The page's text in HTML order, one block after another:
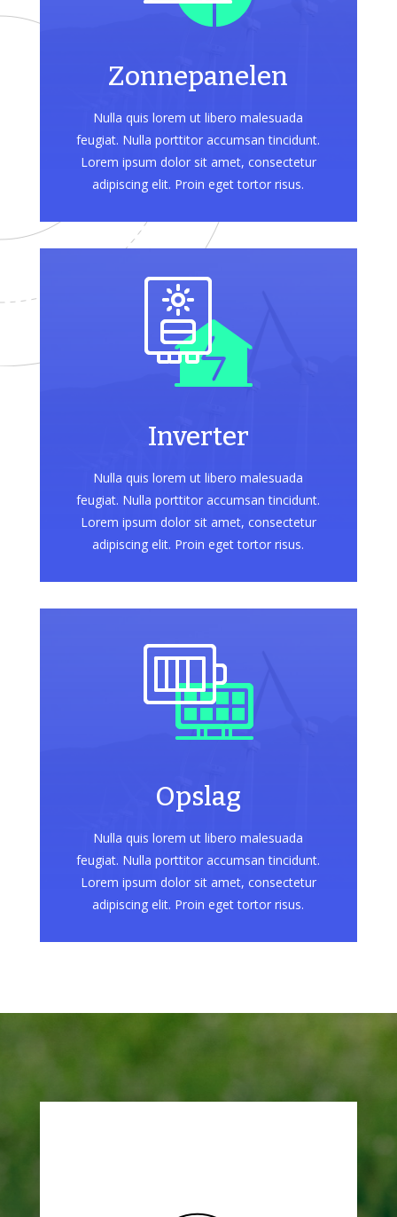
Zonnepanelen
Nulla quis lorem ut libero malesuada
feugiat. Nulla porttitor accumsan tincidunt.
Lorem ipsum dolor sit amet, consectetur
adipiscing elit. Proin eget tortor risus.
Inverter
Nulla quis lorem ut libero malesuada
feugiat. Nulla porttitor accumsan tincidunt.
Lorem ipsum dolor sit amet, consectetur
adipiscing elit. Proin eget tortor risus.
Opslag
Nulla quis lorem ut libero malesuada
feugiat. Nulla porttitor accumsan tincidunt.
Lorem ipsum dolor sit amet, consectetur
adipiscing elit. Proin eget tortor risus.